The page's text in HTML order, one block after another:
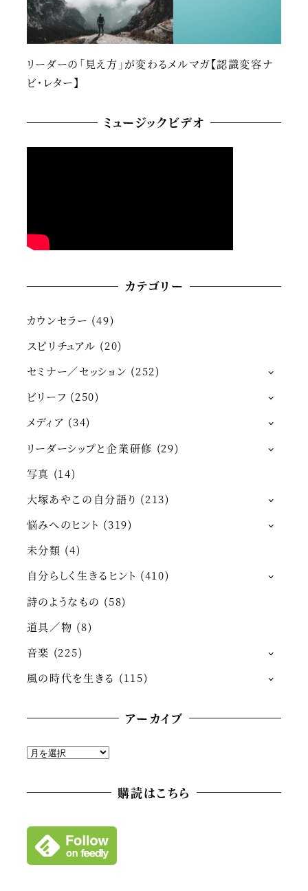
リーダーの「見え方」が変わるメルマガ【認識変容ナ
ビ・レター】
ミュージックビデオ
カテゴリー
カウンセラー (49)
スピリチュアル (20)
セミナー／セッション (252)
ビリーフ (250)
メディア (34)
リーダーシップと企業研修 (29)
写真 (14)
大塚あやこの自分語り (213)
悩みへのヒント (319)
未分類 (4)
自分らしく生きるヒント (410)
詩のようなもの (58)
道具／物 (8)
音楽 (225)
風の時代を生きる (115)
アーカイブ
ア
カ
ブ
購読はこちら